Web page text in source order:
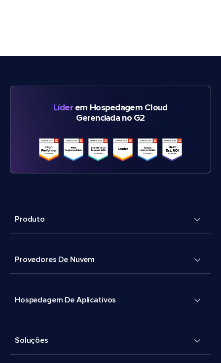
Líderem Hospedagem Cloud
Gerenciada no G2
Produto
Provedores De Nuvem
Hospedagem De Aplicativos
Soluções